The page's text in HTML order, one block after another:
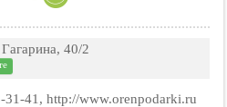
40/2
31-41, http://www.orenpodarki.ru